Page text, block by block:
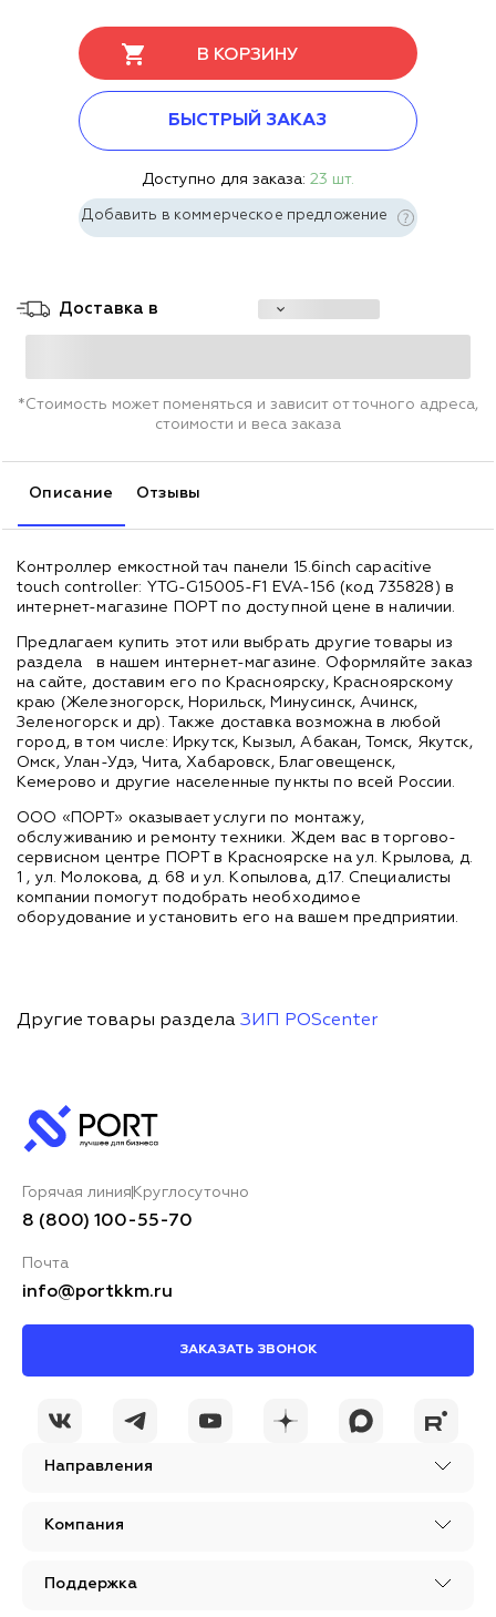
В КОРЗИНУ
БЫСТРЫЙ ЗАКАЗ
Доступно для заказа: 23 шт.
Добавить в коммерческое предложение
Доставка в
*Стоимость может поменяться и зависит от точного адреса,
стоимости и веса заказа
Описание Отзывы
Контроллер емкостной тач панели 15.6inch capacitive
touch controller: YTG-G15005-F1 EVA-156 (код 735828) в
интернет-магазине ПОРТ по доступной цене в наличии.
Предлагаем купить этот или выбрать другие товары из
раздела
в нашем интернет-магазине. Оформляйте заказ
на сайте, доставим его по Красноярску, Красноярскому
краю (Железногорск, Норильск, Минусинск, Ачинск,
Зеленогорск и др). Также доставка возможна в любой
город, в том числе: Иркутск, Кызыл, Абакан, Томск, Якутск,
Омск, Улан-Удэ, Чита, Хабаровск, Благовещенск,
Кемерово и другие населенные пункты по всей России.
ООО «ПОРТ» оказывает услуги по монтажу,
обслуживанию и ремонту техники. Ждем вас в торгово-
сервисном центре ПОРТ в Красноярске на ул. Крылова, д.
1 , ул. Молокова, д. 68 и ул. Копылова, д.17. Специалисты
компании помогут подобрать необходимое
оборудование и установить его на вашем предприятии.
Другие товары раздела ЗИП POScenter
Направления
Компания
Поддержка
Горячая линия Круглосуточно
8 (800) 100-55-70
Почта
info@portkkm.ru
ЗАКАЗАТЬ ЗВОНОК